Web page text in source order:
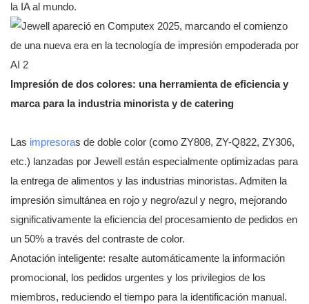
la IA al mundo.
Impresión de dos colores: una herramienta de eficiencia y
marca para la industria minorista y de catering
Las impresoras de doble color (como ZY808, ZY-Q822, ZY306,
etc.) lanzadas por Jewell están especialmente optimizadas para
la entrega de alimentos y las industrias minoristas. Admiten la
impresión simultánea en rojo y negro/azul y negro, mejorando
significativamente la eficiencia del procesamiento de pedidos en
un 50% a través del contraste de color.
Anotación inteligente: resalte automáticamente la información
promocional, los pedidos urgentes y los privilegios de los
miembros, reduciendo el tiempo para la identificación manual.